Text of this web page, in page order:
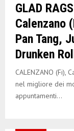
GLAD
Calenzano
Pan Tang,
Drunken
CALENZANO (Fi),
nel migliore dei
appuntamenti...